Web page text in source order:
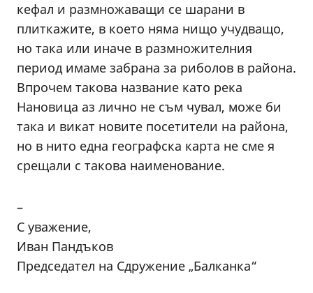
кефал и размножаващи се шарани в
плиткажите, в което няма нищо учудващо,
но така или иначе в размножителния
период имаме забрана за риболов в района.
Впрочем такова название като река
Нановица аз лично не съм чувал, може би
така и викат новите посетители на района,
но в нито една географска карта не сме я
срещали с такова наименование.
–
С уважение,
Иван Пандъков
Председател на Сдружение „Балканка“